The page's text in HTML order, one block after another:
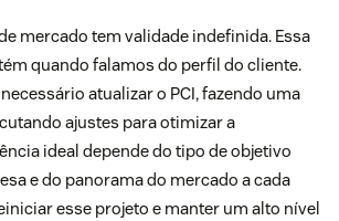
mercado tem validade indefinida. Essa
quando falamos do perfil do cliente.
atualizar o PCI, fazendo uma
ajustes para otimizar a
ideal depende do tipo de objetivo
e do panorama do mercado a cada
esse projeto e manter um alto nível